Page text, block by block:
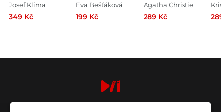
Josef Klíma
349 Kč
Eva Bešťáková
199 Kč
Agatha Christie
289 Kč